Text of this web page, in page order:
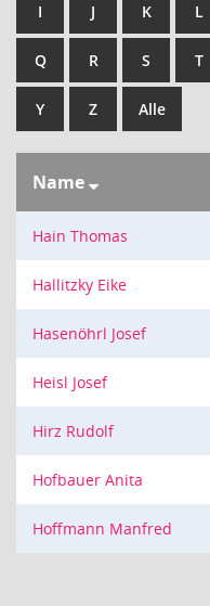
I J K L
Q R S T
Y Z Alle
Name
Hain Thomas
Hallitzky Eike
Hasenöhrl Josef
Heisl Josef
Hirz Rudolf
Hofbauer Anita
Hoffmann Manfred